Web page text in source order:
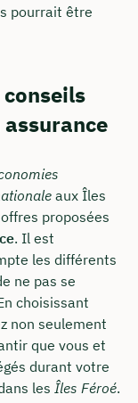
pourrait être
aux Îles
proposées
. Il est
les différents
ne pas se
choisissant
non seulement
que vous et
durant votre
les Îles Féroé.